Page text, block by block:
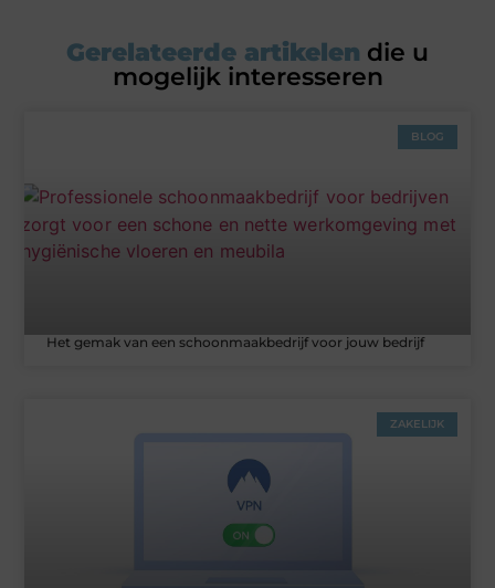
Gerelateerde artikelen die u
mogelijk interesseren
BLOG
Het gemak van een schoonmaakbedrijf voor jouw bedrijf
ZAKELIJK